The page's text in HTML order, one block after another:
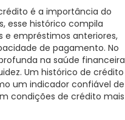
é a importância do
esse histórico compila
e empréstimos anteriores,
de pagamento. No
na saúde financeira
Um histórico de crédito
um indicador confiável de
condições de crédito mais